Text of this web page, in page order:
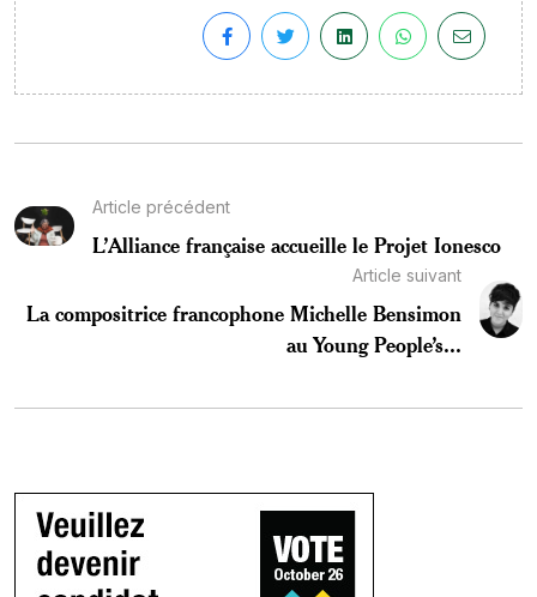
Article précédent
L’Alliance française accueille le Projet Ionesco
Article suivant
La compositrice francophone Michelle Bensimon
au Young People’s...